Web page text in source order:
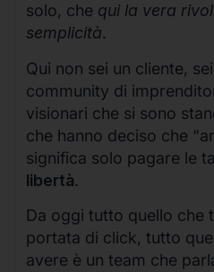
solo, che qui la vera
semplicità.
Qui non sei un cliente,
community di
visionari che si sono
che hanno deciso che
significa solo pagare le
libertà.
Da oggi tutto quello che
portata di click, tutto
avere è un team che